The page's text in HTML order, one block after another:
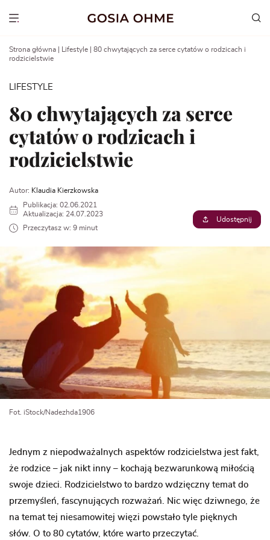
Show menu
Strona główna Lifestyle
80 chwytających za serce cytatów o rodzicach i
rodzicielstwie
LIFESTYLE
80 chwytających za serce
cytatów o rodzicach i
rodzicielstwie
Autor: Klaudia Kierzkowska
Publikacja: 02.06.2021
Aktualizacja: 24.07.2023
Przeczytasz w: 9 minut
Udostępnij
Fot. iStock/Nadezhda1906
Jednym z niepodważalnych aspektów rodzicielstwa jest fakt,
że rodzice – jak nikt inny – kochają bezwarunkową miłością
swoje dzieci. Rodzicielstwo to bardzo wdzięczny temat do
przemyśleń, fascynujących rozważań. Nic więc dziwnego, że
na temat tej niesamowitej więzi powstało tyle pięknych
słów. O to 80 cytatów, które warto przeczytać.